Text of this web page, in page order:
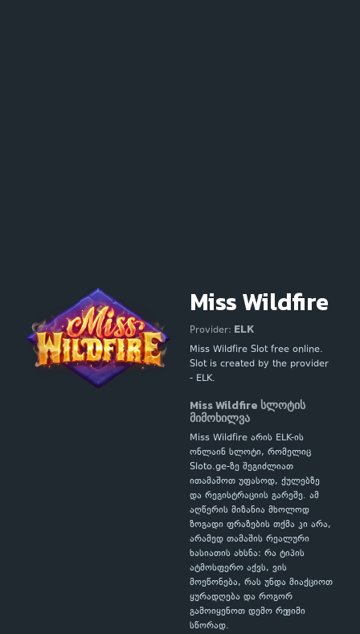
Miss Wildfire
Provider: ELK
Miss Wildfire Slot free online.
Slot is created by the provider
- ELK.
Miss Wildfire სლოტის
მიმოხილვა
Miss Wildfire არის ELK-ის
ონლაინ სლოტი, რომელიც
Sloto.ge-ზე შეგიძლიათ
ითამაშოთ უფასოდ, ქულებზე
და რეგისტრაციის გარეშე. ამ
აღწერის მიზანია მხოლოდ
ზოგადი ფრაზების თქმა კი არა,
არამედ თამაშის რეალური
ხასიათის ახსნა: რა ტიპის
ატმოსფერო აქვს, ვის
მოეწონება, რას უნდა მიაქციოთ
ყურადღება და როგორ
გამოიყენოთ დემო რეჟიმი
სწორად.